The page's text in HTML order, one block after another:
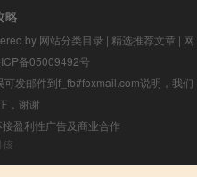
略
by 网站分类目录 | 精选推荐文章 | 网
备05009492号
发邮件到f_fb#foxmail.com说明，我们
，谢谢
盈利性广告及商业合作